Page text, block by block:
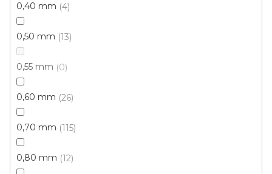
0,40 mm 4
0,50 mm 13
0,55 mm 0
0,60 mm 26
0,70 mm 115
0,80 mm 12